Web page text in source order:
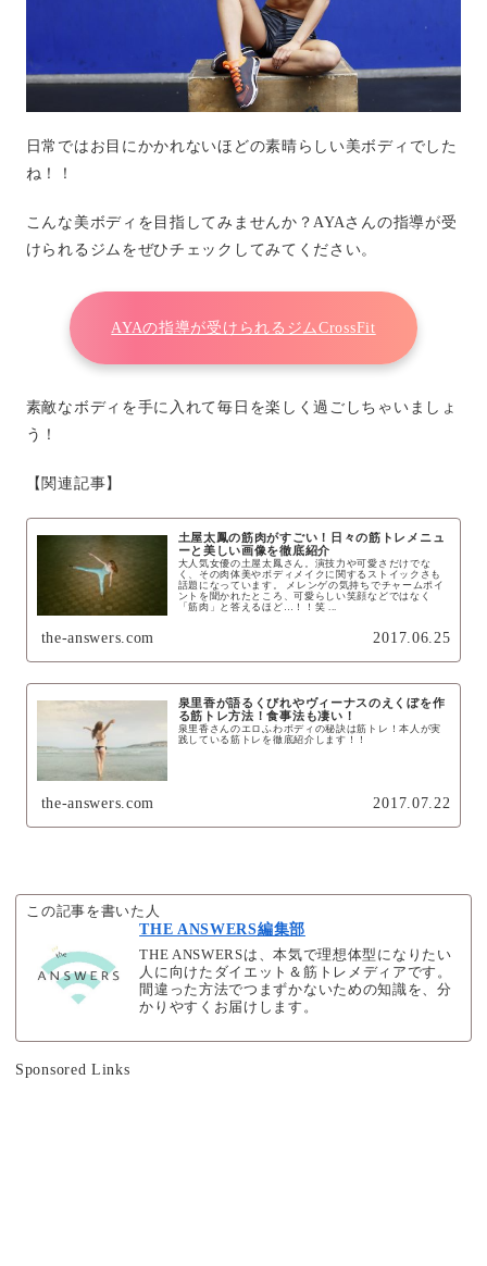
日常ではお目にかかれないほどの素晴らしい美ボディでした
ね！！
こんな美ボディを目指してみませんか？AYAさんの指導が受
けられるジムをぜひチェックしてみてください。
AYAの指導が受けられるジムCrossFit
素敵なボディを手に入れて毎日を楽しく過ごしちゃいましょ
う！
【関連記事】
土屋太鳳の筋肉がすごい！日々の筋トレメニュ
ーと美しい画像を徹底紹介
大人気女優の土屋太鳳さん。演技力や可愛さだけでな
く、その肉体美やボディメイクに関するストイックさも
話題になっています。 メレンゲの気持ちでチャームポイ
ントを聞かれたところ、可愛らしい笑顔などではなく
「筋肉」と答えるほど…！！笑 ...
the-answers.com 2017.06.25
泉里香が語るくびれやヴィーナスのえくぼを作
る筋トレ方法！食事法も凄い！
泉里香さんのエロふわボディの秘訣は筋トレ！本人が実
践している筋トレを徹底紹介します！！
the-answers.com 2017.07.22
この記事を書いた人
THE ANSWERS編集部
THE ANSWERSは、本気で理想体型になりたい
人に向けたダイエット＆筋トレメディアです。
間違った方法でつまずかないための知識を、分
かりやすくお届けします。
Sponsored Links